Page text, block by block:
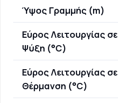
Ύψος Γραμμής (m)
Εύρος Λειτουργίας σε
Ψύξη (°C)
Εύρος Λειτουργίας σε
Θέρμανση (°C)